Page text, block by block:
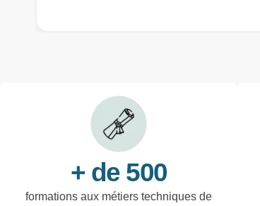
+ de 500
formations aux métiers techniques de